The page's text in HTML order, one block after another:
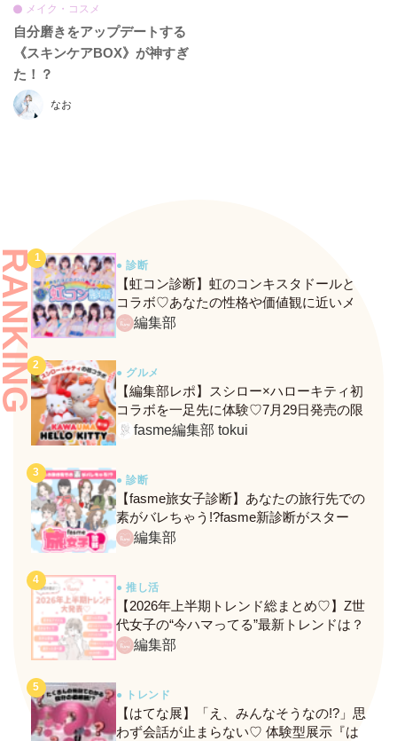
なお
メイク・コスメ
自分磨きをアップデートする
《スキンケアBOX》が神すぎ
た！？
● 診断
【虹コン診断】虹のコンキスタドールと
コラボ♡あなたの性格や価値観に近いメ
ンバーがわかる、fasmeの新診断がスター
編集部
● グルメ
【編集部レポ】スシロー×ハローキティ初
コラボを一足先に体験♡7月29日発売の限
定メニュー＆グッズをレポ！
fasme編集部 tokui
● 診断
【fasme旅女子診断】あなたの旅行先での
素がバレちゃう!?fasme新診断がスター
ト！編集部
● 推し活
【2026年上半期トレンド総まとめ♡】Z世
代女子の“今ハマってる”最新トレンドは？
ネクストバズ予報もチェック♪
編集部
● トレンド
【はてな展】「え、みんなそうなの!?」思
わず会話が止まらない♡ 体験型展示『は